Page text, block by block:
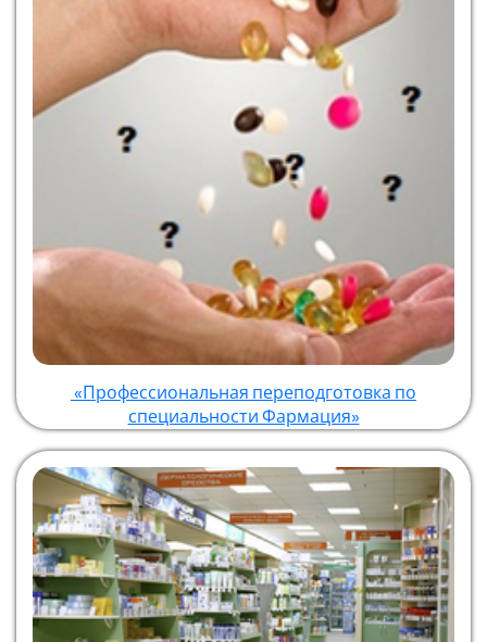
«Профессиональная переподготовка по
специальности Фармация»